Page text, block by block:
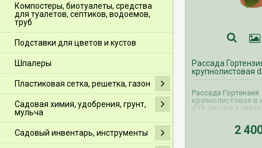
Компостеры, биотуалеты, средства
для туалетов, септиков, водоемов,
труб
Подставки для цветов и кустов
Шпалеры
Пластиковая сетка, решетка, газон
Садовая химия, удобрения, грунт,
мульча
Садовый инвентарь, инструменты
Рассада
крупнолистовая
Рассада Гортензия
крупнолистовая в
d19. Окраска
мая по 30 июня.
2